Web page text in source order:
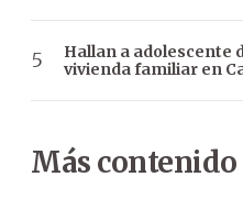
Hallan a adolescente
vivienda familiar en
Más contenido